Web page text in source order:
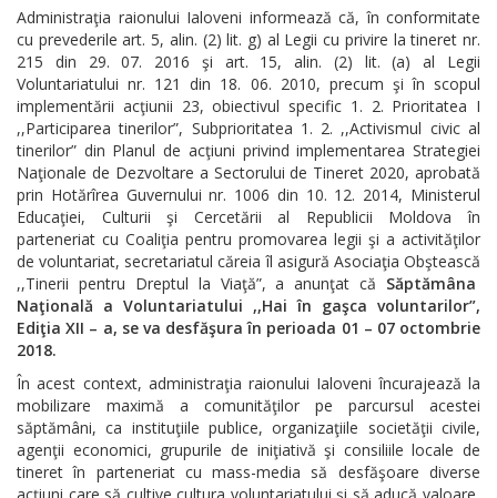
Administraţia raionului Ialoveni informează că, în conformitate
cu prevederile art. 5, alin. (2) lit. g) al Legii cu privire la tineret nr.
215 din 29. 07. 2016 şi art. 15, alin. (2) lit. (a) al Legii
Voluntariatului nr. 121 din 18. 06. 2010, precum şi în scopul
implementării acţiunii 23, obiectivul specific 1. 2. Prioritatea I
,,Participarea tinerilor”, Subprioritatea 1. 2. ,,Activismul civic al
tinerilor” din Planul de acţiuni privind implementarea Strategiei
Naţionale de Dezvoltare a Sectorului de Tineret 2020, aprobată
prin Hotărîrea Guvernului nr. 1006 din 10. 12. 2014, Ministerul
Educaţiei, Culturii şi Cercetării al Republicii Moldova în
parteneriat cu Coaliţia pentru promovarea legii şi a activităţilor
de voluntariat, secretariatul căreia îl asigură Asociaţia Obştească
,,Tinerii pentru Dreptul la Viaţă”, a anunţat că Săptămâna
Naţională a Voluntariatului ,,Hai în gaşca voluntarilor”,
Ediţia XII – a, se va desfăşura în perioada 01 – 07 octombrie
2018.
În acest context, administraţia raionului Ialoveni încurajează la
mobilizare maximă a comunităţilor pe parcursul acestei
săptămâni, ca instituţiile publice, organizaţiile societăţii civile,
agenţii economici, grupurile de iniţiativă şi consiliile locale de
tineret în parteneriat cu mass-media să desfăşoare diverse
acţiuni care să cultive cultura voluntariatului şi să aducă valoare,